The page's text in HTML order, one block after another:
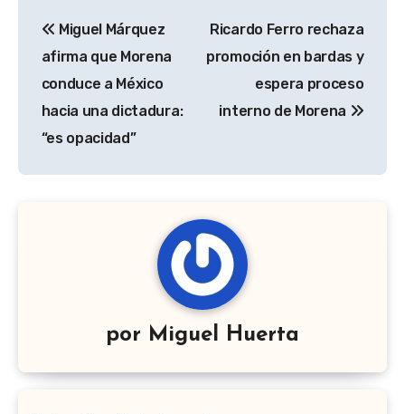
de
entradas
Miguel Márquez
afirma que Morena
conduce a México
hacia una dictadura:
“es opacidad”
Ricardo Ferro rechaza
promoción en bardas y
espera proceso
interno de Morena
por Miguel Huerta